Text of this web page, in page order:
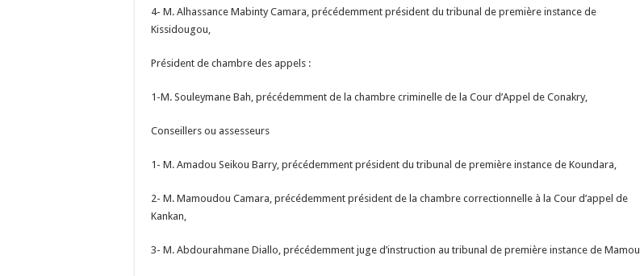
4- M. Alhassance Mabinty Camara, précédemment président du tribunal de première instance de
Kissidougou,
Président de chambre des appels :
1-M. Souleymane Bah, précédemment de la chambre criminelle de la Cour d’Appel de Conakry,
Conseillers ou assesseurs
1- M. Amadou Seikou Barry, précédemment président du tribunal de première instance de Koundara,
2- M. Mamoudou Camara, précédemment président de la chambre correctionnelle à la Cour d’appel de
Kankan,
3- M. Abdourahmane Diallo, précédemment juge d’instruction au tribunal de première instance de Mamou,